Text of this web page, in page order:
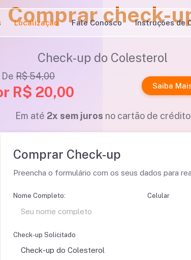
Localização Fale Conosco Instruções de
Comprar check-
Check-up do Colesterol
De R$ 54,00
R$ 20,00 Saiba
Em até 2x sem juros no cartão de crédito
Comprar Check-up
Preencha o formulário com os seus dados para
Nome Completo: Celular
Check-up Solicitado